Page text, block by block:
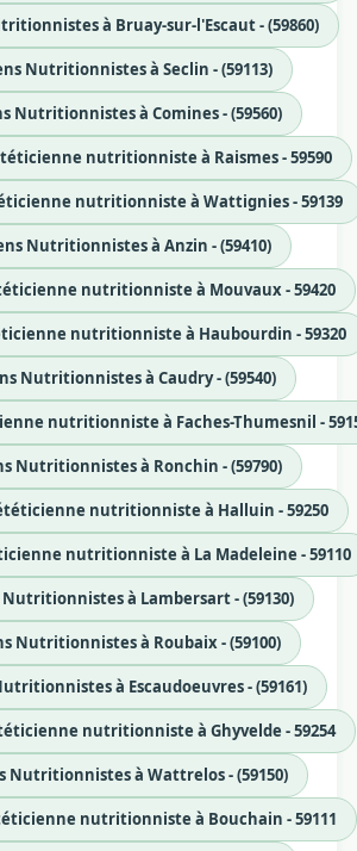
à Bruay-sur-l'Escaut - (59860)
Nutritionnistes à Seclin - (59113)
Nutritionnistes à Comines - (59560)
nutritionniste à Raismes - 59590
nutritionniste à Wattignies - 59139
Nutritionnistes à Anzin - (59410)
nutritionniste à Mouvaux - 59420
nutritionniste à Haubourdin - 59320
Nutritionnistes à Caudry - (59540)
nutritionniste à Faches-Thumesnil -
Nutritionnistes à Ronchin - (59790)
nutritionniste à Halluin - 59250
nutritionniste à La Madeleine - 59110
à Lambersart - (59130)
Nutritionnistes à Roubaix - (59100)
à Escaudoeuvres - (59161)
nutritionniste à Ghyvelde - 59254
Nutritionnistes à Wattrelos - (59150)
nutritionniste à Bouchain - 59111